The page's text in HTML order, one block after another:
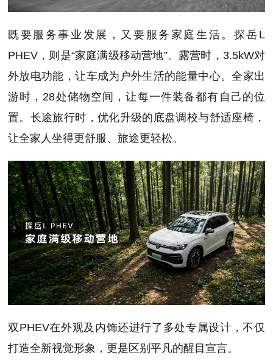
既要服务事业发展，又要服务家庭生活。探岳L
PHEV，则是“家庭满级移动营地”。露营时，3.5kW对
外放电功能，让车成为户外生活的能量中心。全家出
游时，28处储物空间，让每一件装备都有自己的位
置。长途旅行时，优化升级的底盘调校与舒适座椅，
让全家人坐得更舒服、旅途更轻松。
双PHEV在外观及内饰还进行了多处专属设计，不仅
打造全新视觉形象，更是区别平凡的醒目宣言。